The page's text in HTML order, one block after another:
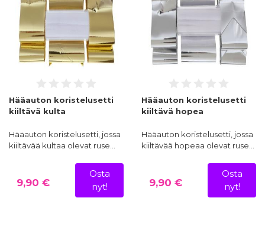
Hääauton koristelusetti
kiiltävä kulta
Hääauton koristelusetti, jossa
kiiltävää kultaa olevat ruse…
9,90 €
Osta
nyt!
Hääauton koristelusetti
kiiltävä hopea
Hääauton koristelusetti, jossa
kiiltävää hopeaa olevat ruse…
9,90 €
Osta
nyt!